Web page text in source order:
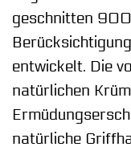
geschnitten
entwickelt. Die
natürlichen
natürliche